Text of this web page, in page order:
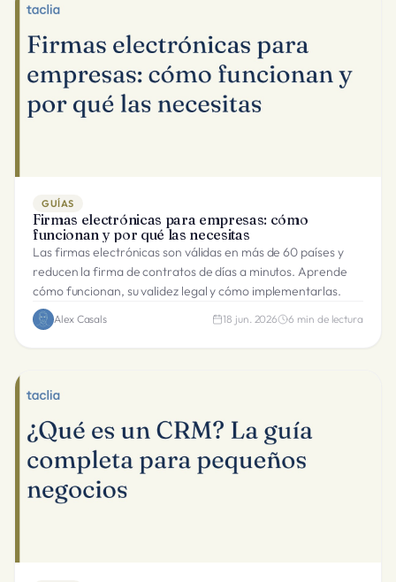
GUÍAS
Firmas electrónicas para empresas: cómo
funcionan y por qué las necesitas
Las firmas electrónicas son válidas en más de 60 países y
reducen la firma de contratos de días a minutos. Aprende
cómo funcionan, su validez legal y cómo implementarlas.
Alex Casals 18 jun. 2026 6 min de lectura